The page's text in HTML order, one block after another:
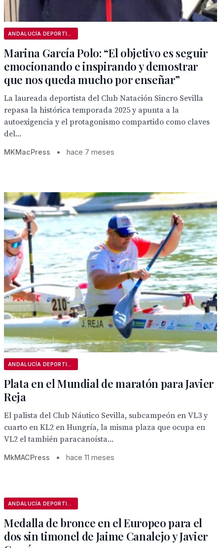
Marina García Polo: “El objetivo es seguir
emocionando e inspirando y demostrar
que nos queda mucho por enseñar”
La laureada deportista del Club Natación Sincro Sevilla
repasa la histórica temporada 2025 y apunta a la
autoexigencia y el protagonismo compartido como claves
del...
MKMacPress • hace 7 meses
Plata en el Mundial de maratón para Javier
Reja
El palista del Club Náutico Sevilla, subcampeón en VL3 y
cuarto en KL2 en Hungría, la misma plaza que ocupa en
VL2 el también paracanoísta...
MkMACPress • hace 11 meses
Medalla de bronce en el Europeo para el
dos sin timonel de Jaime Canalejo y Javier